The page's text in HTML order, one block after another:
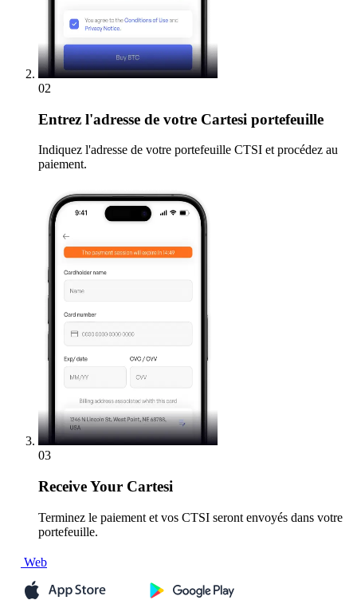
02
Entrez l'adresse de votre Cartesi portefeuille
Indiquez l'adresse de votre portefeuille CTSI et procédez au
paiement.
03
ReceiveYour Cartesi
Terminez le paiement et vos CTSI seront envoyés dans votre
portefeuille.
Web